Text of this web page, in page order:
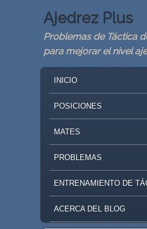
Ajedrez Plus
Problemas de Táctica
para mejorar el nivel
SKIP TO PRIMARY
SKIP TO SECONDARY
INICIO
POSICIONES
MATES
PROBLEMAS
ENTRENAMIENTO DE
ACERCA DEL BLOG